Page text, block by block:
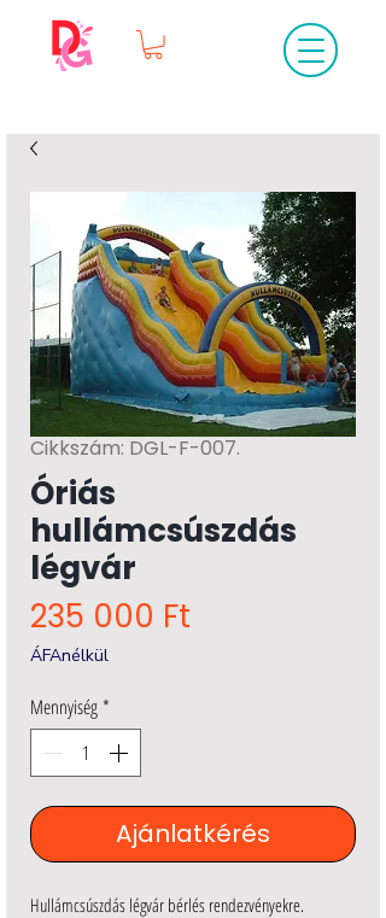
Cikkszám: DGL-F-007.
Óriás
hullámcsúszdás
légvár
235 000 Ft
ÁFAnélkül
Mennyiség*
Ajánlatkérés
Hullámcsúszdás légvár bérlés rendezvényekre.